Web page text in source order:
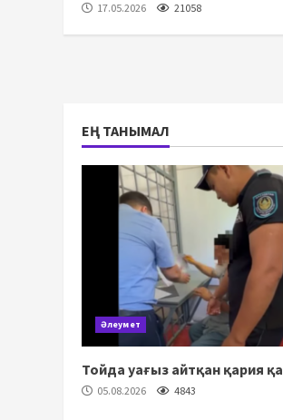
17.05.2026 21058
ЕҢ ТАНЫМАЛ
Әлеумет
Тойда уағыз айтқан қария
05.08.2026 4843